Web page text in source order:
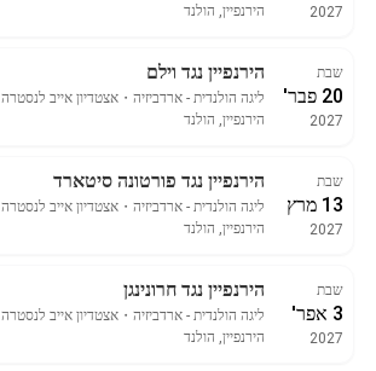
2027
הירנפיין, הולנד
שבת
20 פבר'
2027
הירנפיין נגד וילם
ליגה הולנדית - ארדביזיה ・ אצטדיון אייב לנסטרה
הירנפיין, הולנד
שבת
13 מרץ
2027
הירנפיין נגד פורטונה סיטארד
ליגה הולנדית - ארדביזיה ・ אצטדיון אייב לנסטרה
הירנפיין, הולנד
שבת
3 אפר'
2027
הירנפיין נגד חרונינגן
ליגה הולנדית - ארדביזיה ・ אצטדיון אייב לנסטרה
הירנפיין, הולנד